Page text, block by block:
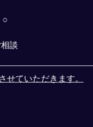
○
談
せていただきます。